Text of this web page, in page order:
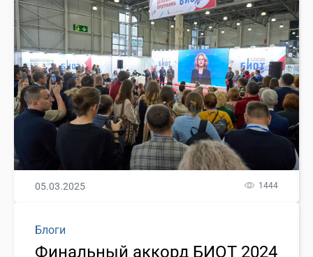
05.03.2025 1444
Блоги
Финальный аккорд БИОТ 2024